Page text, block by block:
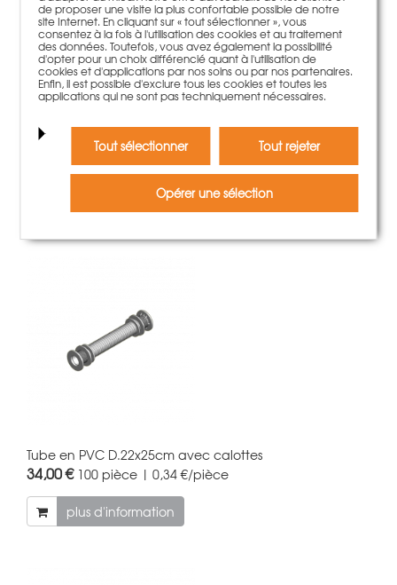
Élément NeoR 60x150cm
388,00 €Poids: 31.43 kg
plus d'information
Tube en PVC D.22x25cm avec calottes
34,00 € 100 pièce | 0,34 €/pièce
plus d'information
de proposer une visite la plus confortable possible de notre
site Internet. En cliquant sur « tout sélectionner », vous
consentez à la fois à l'utilisation des cookies et au traitement
des données. Toutefois, vous avez également la possibilité
d'opter pour un choix différencié quant à l'utilisation de
cookies et d'applications par nos soins ou par nos partenaires.
Enfin, il est possible d'exclure tous les cookies et toutes les
applications qui ne sont pas techniquement nécessaires.
Tout sélectionner Tout rejeter
Opérer une sélection